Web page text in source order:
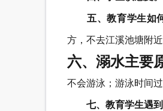
五、教育学生如
方，不去江溪池塘附
六、溺水主要
不会游泳；游泳时间
七、教育学生遇